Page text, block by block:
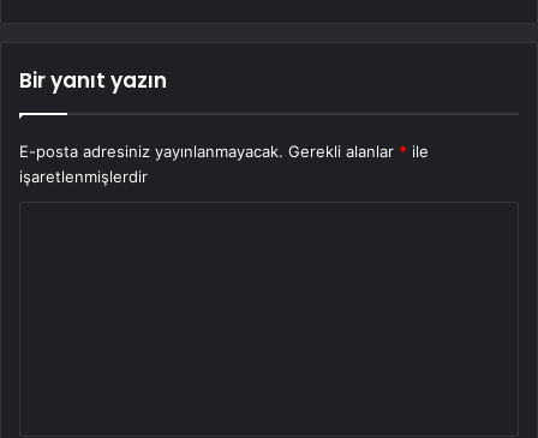
Bir yanıt yazın
E-posta adresiniz yayınlanmayacak. Gerekli alanlar * ile
işaretlenmişlerdir